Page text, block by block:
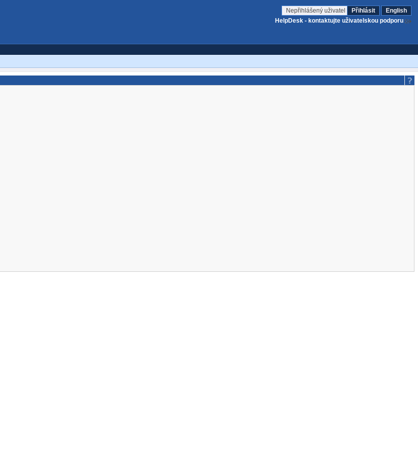
Nepřihlášený uživatel Přihlásit
English
HelpDesk - kontaktujte uživatelskou podporu